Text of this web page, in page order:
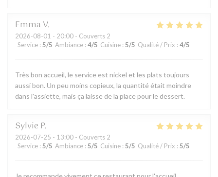
Emma V
2026-08-01 - 20:00 - Couverts 2
Service : 5/5 Ambiance : 4/5 Cuisine : 5/5 Qualité / Prix : 4/5
Très bon accueil, le service est nickel et les plats toujours
aussi bon. Un peu moins copieux, la quantité était moindre
dans l'assiette, mais ça laisse de la place pour le dessert.
Sylvie P
2026-07-25 - 13:00 - Couverts 2
Service : 5/5 Ambiance : 5/5 Cuisine : 5/5 Qualité / Prix : 5/5